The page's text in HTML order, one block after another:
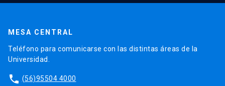
MESA CENTRAL
Teléfono para comunicarse con las distintas áreas de la
Universidad.
phone (56)95504 4000